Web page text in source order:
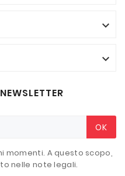


OK
momenti. A questo scopo,
nelle note legali.